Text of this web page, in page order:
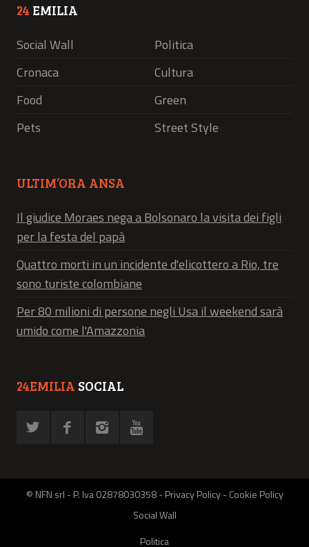
24 EMILIA
Social Wall
Politica
Cronaca
Cultura
Food
Green
Pets
Street Style
ULTIM’ORA ANSA
Il giudice Moraes nega a Bolsonaro la visita dei figli
per la festa del papà
Quattro morti in un incidente d'elicottero a Rio, tre
sono turiste colombiane
Per 80 milioni di persone negli Usa il weekend sarà
umido come l'Amazzonia
24EMILIA SOCIAL
© NFN srl - P. Iva 02878030358 -Privacy Policy-Cookie Policy
Social Wall
Politica